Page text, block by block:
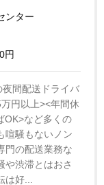
篥(ひちりき)、龍
ブルの形態があ
「どちらも古典
かが分からなか
ました」と報
演奏家、お笑い
動していきま
ンター
円
夜間配送ドライバ
円以上><年間休
OK>など多くの
喧騒もないノン
門の配送業務な
や渋滞とはおさ
好...